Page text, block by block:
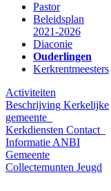
Pastor
Beleidsplan
2021-2026
Diaconie
Ouderlingen
Kerkrentmeesters
Activiteiten
Beschrijving Kerkelijke
gemeente
Kerkdiensten Contact
Informatie ANBI
Gemeente
Collectemunten Jeugd